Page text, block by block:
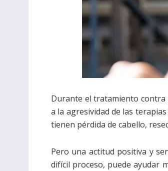
Durante el tratamiento contra
a la agresividad de las
tienen pérdida de cabello,
Pero una actitud positiva y
difícil proceso, puede ayudar